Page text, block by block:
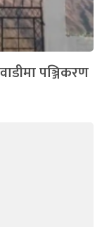
पञ्जिकरण